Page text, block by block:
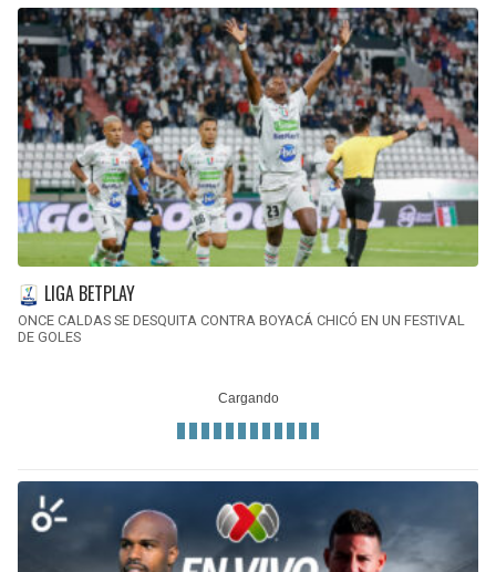
LIGA BETPLAY
ONCE CALDAS SE DESQUITA CONTRA BOYACÁ CHICÓ EN UN FESTIVAL
DE GOLES